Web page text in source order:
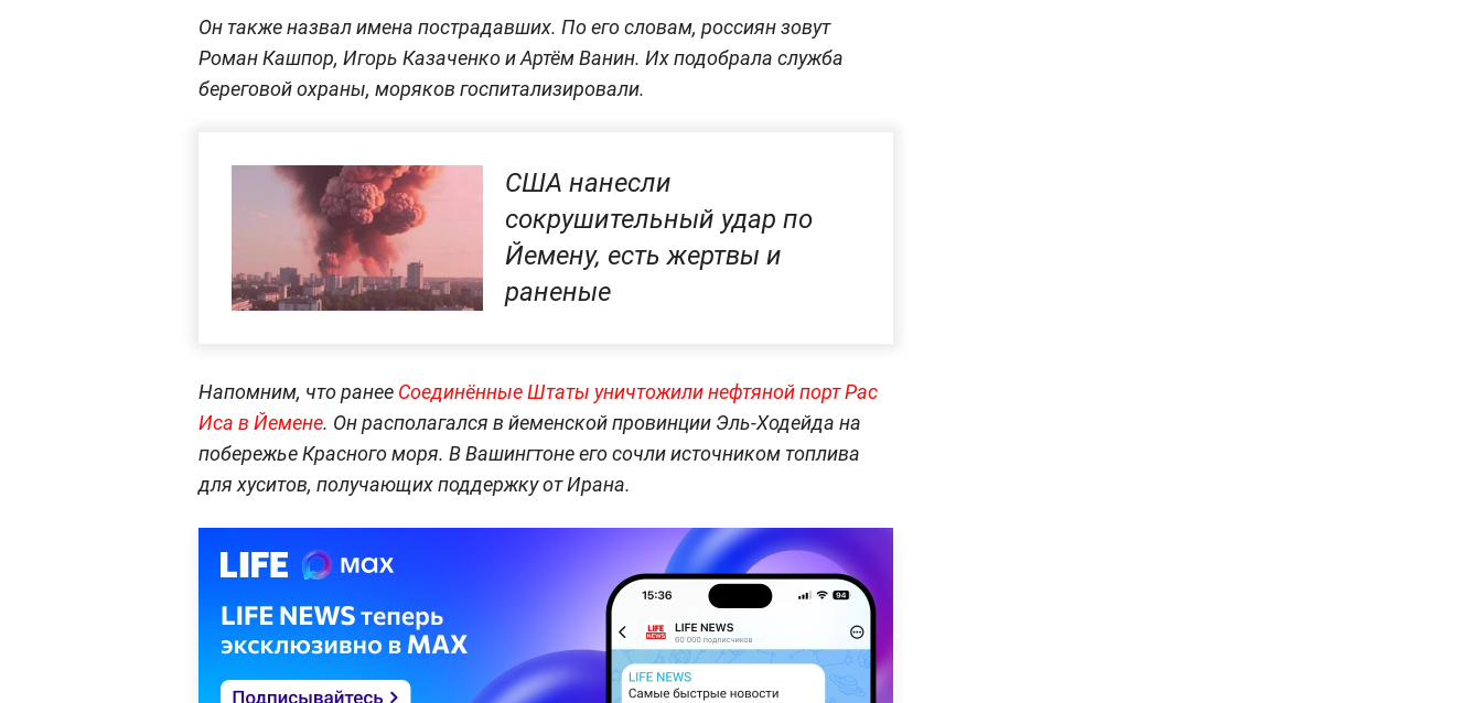
Он также назвал имена пострадавших. По его словам, россиян зовут
Роман Кашпор, Игорь Казаченко и Артём Ванин. Их подобрала служба
береговой охраны, моряков госпитализировали.
США нанесли
сокрушительный удар по
Йемену, есть жертвы и
раненые
Напомним, что ранее Соединённые Штаты уничтожили нефтяной порт Рас
Иса в Йемене. Он располагался в йеменской провинции Эль-Ходейда на
побережье Красного моря. В Вашингтоне его сочли источником топлива
для хуситов, получающих поддержку от Ирана.